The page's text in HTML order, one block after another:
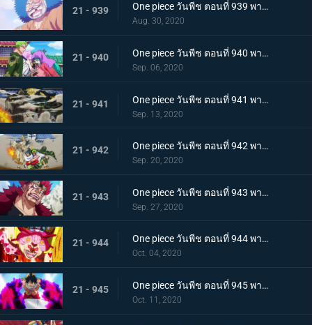
21 - 939 One piece วันพีช ตอนที่ 939 พากย์ไทย ความเจ็บปวดของพวกพ้อง! การช่วยเหลือโทโนะยาสุที่ถูกจับ
Aug. 30, 2020
21 - 940 One piece วันพีช ตอนที่ 940 พากย์ไทย ความโกรธของโซโล ตัวตนที่แท้จริงของผลสไมล์!
Sep. 06, 2020
21 - 941 One piece วันพีช ตอนที่ 941 พากย์ไทย น้ำตาโทโกะ ลูกปืนที่ไร้ความรู้สึกของโอโรจิ!
Sep. 13, 2020
21 - 942 One piece วันพีช ตอนที่ 942 พากย์ไทย ใส่ให้ยับ! ความวุ่นวาย! การต่อสู้ที่ลานประหาร
Sep. 20, 2020
21 - 943 One piece วันพีช ตอนที่ 943 พากย์ไทย การตัดสินใจของลูฟี่ ทลายการแข่งซูโม่นรก!
Sep. 27, 2020
21 - 944 One piece วันพีช ตอนที่ 944 พากย์ไทย การมาของพายุ! บิ๊กมัมอาละวาด!
Oct. 04, 2020
21 - 945 One piece วันพีช ตอนที่ 945 พากย์ไทย ความแค้นถั่วแดงต้ม ลูฟี่เข้าตาจน
Oct. 11, 2020